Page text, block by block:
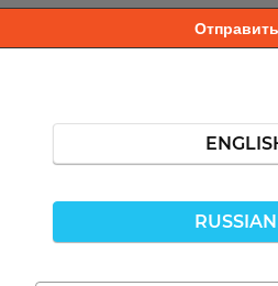
Отправить
RUSSIAN